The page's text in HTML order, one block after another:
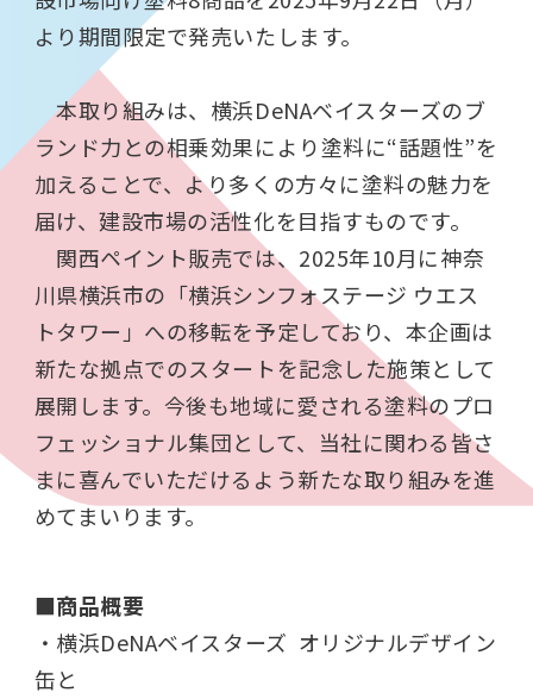
より期間限定で発売いたします。
本取り組みは、横浜DeNAベイスターズのブ
ランド力との相乗効果により塗料に“話題性”を
加えることで、より多くの方々に塗料の魅力を
届け、建設市場の活性化を目指すものです。
関西ペイント販売では、 2025年10月に神奈
川県横浜市の「横浜シンフォステージ ウエス
トタワー」への移転を予定しており、本企画は
新たな拠点でのスタートを記念した施策として
展開します。今後も地域に愛される塗料のプロ
フェッショナル集団として、当社に関わる皆さ
まに喜んでいただけるよう新たな取り組みを進
めてまいります。
■商品概要
・横浜DeNAベイスターズ オリジナルデザイン
缶と